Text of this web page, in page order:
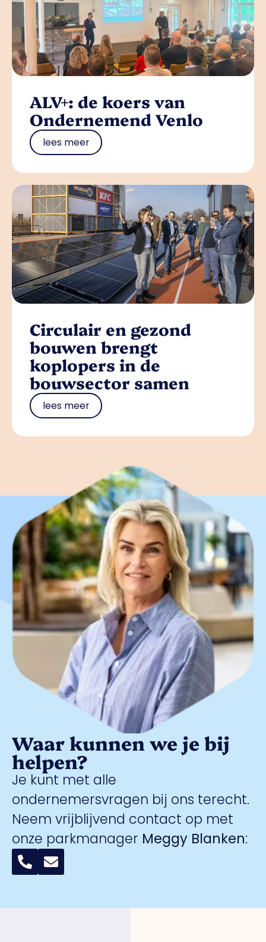
ALV+: de koers van
Ondernemend Venlo
lees meer
Circulair en gezond
bouwen brengt
koplopers in de
bouwsector samen
lees meer
Waar kunnen we je bij
helpen?
Je kunt met alle
ondernemersvragen bij ons terecht.
Neem vrijblijvend contact op met
onze parkmanager Meggy Blanken: